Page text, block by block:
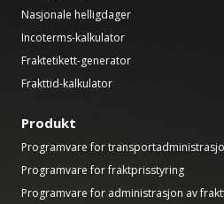
Nasjonale helligdager
Incoterms-kalkulator
Fraktetikett-generator
Frakttid-kalkulator
Produkt
Programvare for
Programvare for fraktprisstyring
Programvare for administrasjon av